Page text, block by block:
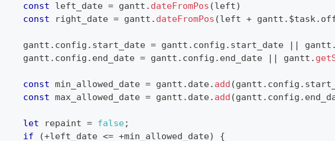
const left_date = gantt . dateFromPos (left)
const right_date = gantt . dateFromPos (left + gantt . $task.
    gantt
. config . start_date = gantt . config . start_date || gantt
    gantt
. config . end_date = gantt . config . end_date || gantt .
const min_allowed_date = gantt . date. add (gantt . config .
const max_allowed_date = gantt . date. add (gantt . config .
let repaint = false;
if
(+left_date <= +min_allowed_date)
{